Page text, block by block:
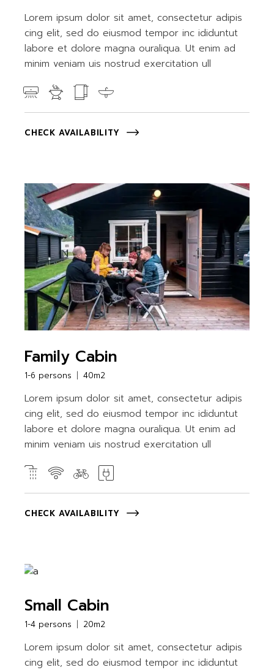
Lorem ipsum dolor sit amet, consectetur adipis
cing elit, sed do eiusmod tempor inc ididuntut
labore et dolore magna ouraliqua. Ut enim ad
minim veniam uis nostrud exercitation ull
CHECK AVAILABILITY
Family Cabin
1-6 persons 40m2
Lorem ipsum dolor sit amet, consectetur adipis
cing elit, sed do eiusmod tempor inc ididuntut
labore et dolore magna ouraliqua. Ut enim ad
minim veniam uis nostrud exercitation ull
CHECK AVAILABILITY
Small Cabin
1-4 persons 20m2
Lorem ipsum dolor sit amet, consectetur adipis
cing elit, sed do eiusmod tempor inc ididuntut